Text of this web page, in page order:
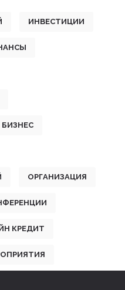
ИНВЕСТИЦИИ
БИЗНЕС
ОРГАНИЗАЦИЯ
КРЕДИТ